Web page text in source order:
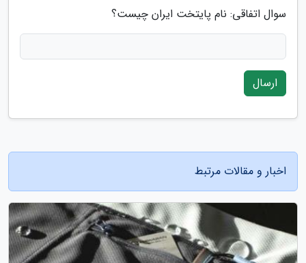
سوال اتفاقی: نام پایتخت ایران چیست؟
ارسال
اخبار و مقالات مرتبط